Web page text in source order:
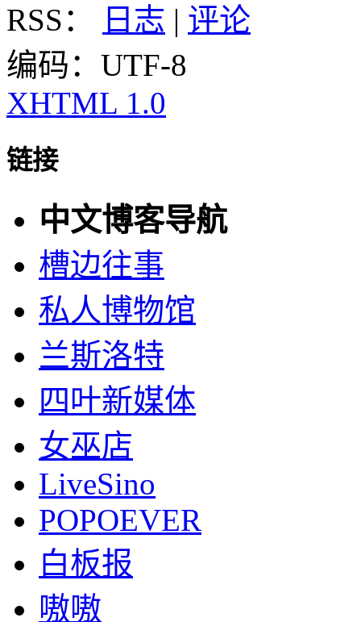
RSS：
日志 | 评论
编码：UTF-8
XHTML 1.0
链接
中文博客导航
槽边往事
私人博物馆
兰斯洛特
四叶新媒体
女巫店
LiveSino
POPOEVER
白板报
嗷嗷